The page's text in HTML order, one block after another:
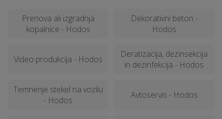
Prenova ali izgradnja
kopalnice - Hodos
Dekorativni beton -
Hodos
Video produkcija - Hodos
Deratizacija, dezinsekcija
in dezinfekcija - Hodos
Temnenje stekel na vozilu
- Hodos
Avtoservis - Hodos